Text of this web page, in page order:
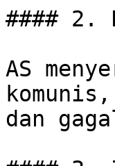
#### 2.
AS
dan